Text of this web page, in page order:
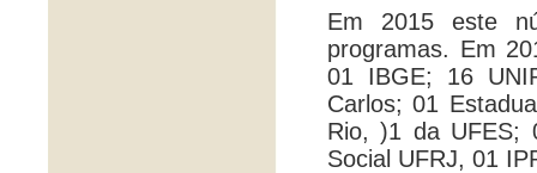
Em 2015 este
programas. Em
01 IBGE; 16
Carlos; 01
Rio, )1 da UFES;
Social UFRJ, 01